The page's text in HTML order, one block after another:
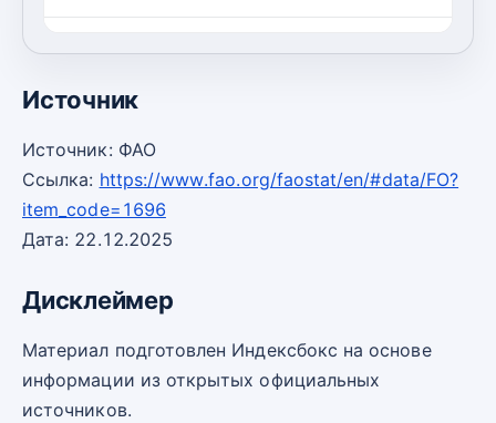
Источник
Источник: ФАО
Ссылка: https://www.fao.org/faostat/en/#data/FO?
item_code=1696
Дата: 22.12.2025
Дисклеймер
Материал подготовлен Индексбокс на основе
информации из открытых официальных
источников.